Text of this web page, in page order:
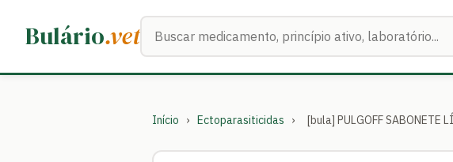
Bulário.vetBuscar medicamentos
Início › Ectoparasiticidas › [bula] PULGOFF SABONETE